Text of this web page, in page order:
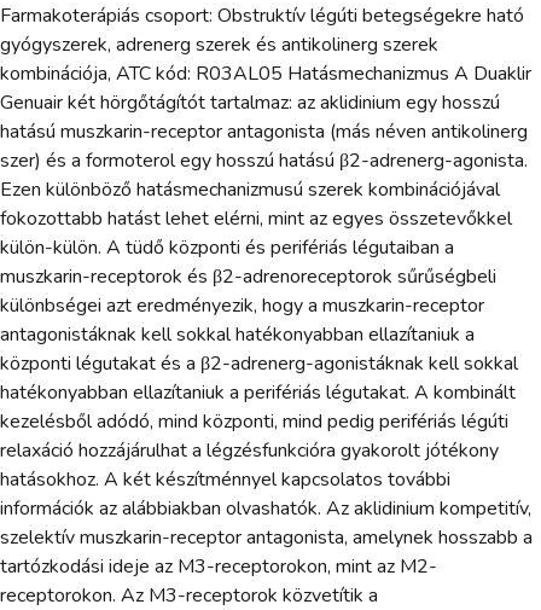
Farmakoterápiás csoport: Obstruktív légúti betegségekre ható
gyógyszerek, adrenerg szerek és antikolinerg szerek
kombinációja, ATC kód: R03AL05 Hatásmechanizmus A Duaklir
Genuair két hörgőtágítót tartalmaz: az aklidinium egy hosszú
hatású muszkarin-receptor antagonista (más néven antikolinerg
szer) és a formoterol egy hosszú hatású β2-adrenerg-agonista.
Ezen különböző hatásmechanizmusú szerek kombinációjával
fokozottabb hatást lehet elérni, mint az egyes összetevőkkel
külön-külön. A tüdő központi és perifériás légutaiban a
muszkarin-receptorok és β2-adrenoreceptorok sűrűségbeli
különbségei azt eredményezik, hogy a muszkarin-receptor
antagonistáknak kell sokkal hatékonyabban ellazítaniuk a
központi légutakat és a β2-adrenerg-agonistáknak kell sokkal
hatékonyabban ellazítaniuk a perifériás légutakat. A kombinált
kezelésből adódó, mind központi, mind pedig perifériás légúti
relaxáció hozzájárulhat a légzésfunkcióra gyakorolt jótékony
hatásokhoz. A két készítménnyel kapcsolatos további
információk az alábbiakban olvashatók. Az aklidinium kompetitív,
szelektív muszkarin-receptor antagonista, amelynek hosszabb a
tartózkodási ideje az M3-receptorokon, mint az M2-
receptorokon. Az M3-receptorok közvetítik a